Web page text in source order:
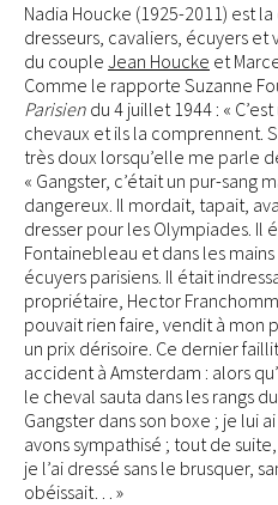
Nadia Houcke (1925-2011) est
dresseurs, cavaliers, écuyers
du couple Jean Houcke et
Comme le rapporte Suzanne
Parisien du 4 juillet 1944 : «
chevaux et ils la comprennent.
très doux lorsqu’elle me parle
« Gangster, c’était un pur-sang
dangereux. Il mordait, tapait,
dresser pour les Olympiades. Il
Fontainebleau et dans les
écuyers parisiens. Il était
propriétaire, Hector
pouvait rien faire, vendit à
un prix dérisoire. Ce dernier
accident à Amsterdam : alors
le cheval sauta dans les rangs
Gangster dans son boxe ; je lui
avons sympathisé ; tout de
je l’ai dressé sans le brusquer,
obéissait… »